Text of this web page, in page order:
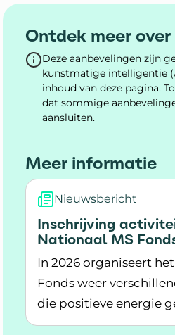
Ontdek meer
Deze aanbevelingen zijn
kunstmatige intelligentie
inhoud van deze pagina.
dat sommige
aansluiten.
Meer informatie
Nieuwsbericht
Inschrijving
Nationaal MS
In 2026 organiseert
Fonds weer
die positieve energie
nu inschrijven.
Lees meer over